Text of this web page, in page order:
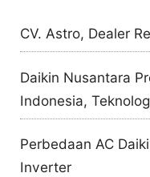
CV. Astro, Dealer
Daikin Nusantara
Indonesia,
Perbedaan AC
Inverter